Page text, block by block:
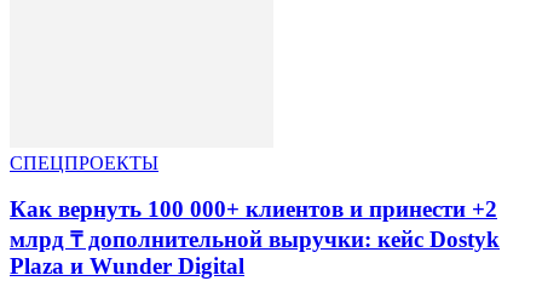
СПЕЦПРОЕКТЫ
Как вернуть 100 000+ клиентов и принести +2
млрд ₸ дополнительной выручки: кейс Dostyk
Plaza и Wunder Digital